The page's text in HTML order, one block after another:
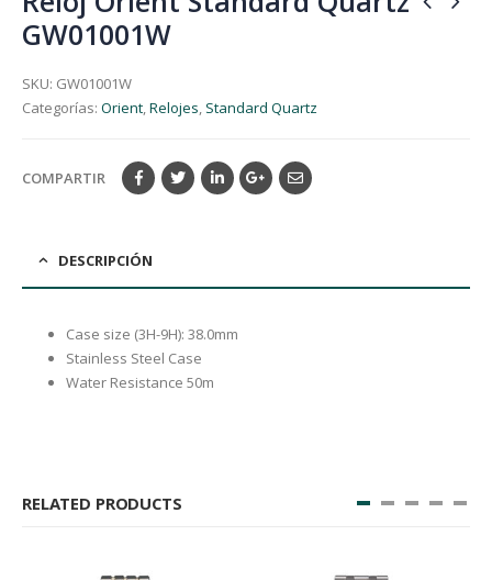
GW01001W
SKU: GW01001W
Categorías: Orient,Relojes, Standard Quartz
COMPARTIR
DESCRIPCIÓN
Case size (3H-9H): 38.0mm
Stainless Steel Case
Water Resistance 50m
RELATED PRODUCTS